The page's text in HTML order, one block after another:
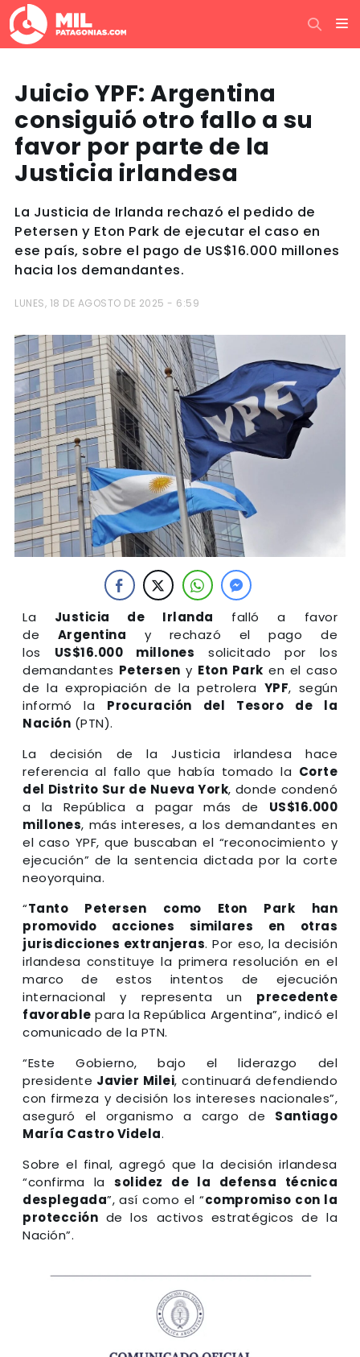
Juicio YPF: Argentina
consiguió otro fallo a su
favor por parte de la
Justicia irlandesa
La Justicia de Irlanda rechazó el pedido de
Petersen y Eton Park de ejecutar el caso en
ese país, sobre el pago de US$16.000 millones
hacia los demandantes.
LUNES, 18 DE AGOSTO DE 2025 - 6:59
La Justicia de Irlanda falló a favor
de Argentina y rechazó el pago de
los US$16.000 millones solicitado por los
demandantes Petersen y Eton Park en el caso
de la expropiación de la petrolera YPF, según
informó la Procuración del Tesoro de la
Nación (PTN).
La decisión de la Justicia irlandesa hace
referencia al fallo que había tomado la Corte
del Distrito Sur de Nueva York, donde condenó
a la República a pagar más de US$16.000
millones, más intereses, a los demandantes en
el caso YPF, que buscaban el “reconocimiento y
ejecución” de la sentencia dictada por la corte
neoyorquina.
“Tanto Petersen como Eton Park han
promovido acciones similares en otras
jurisdicciones extranjeras. Por eso, la decisión
irlandesa constituye la primera resolución en el
marco de estos intentos de ejecución
internacional y representa un precedente
favorable para la República Argentina”, indicó el
comunicado de la PTN.
“Este Gobierno, bajo el liderazgo del
presidente Javier Milei, continuará defendiendo
con firmeza y decisión los intereses nacionales”,
aseguró el organismo a cargo de Santiago
María Castro Videla.
Sobre el final, agregó que la decisión irlandesa
“confirma lasolidez de la defensa técnica
desplegada”, así como el “compromiso con la
protección de los activos estratégicos de la
Nación”.